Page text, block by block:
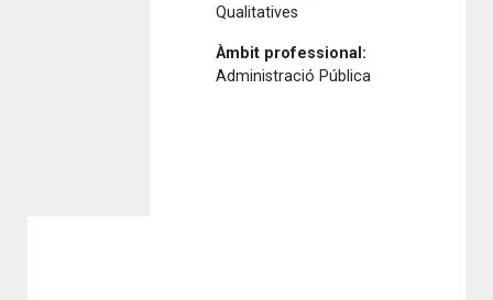
Qualitatives
Àmbit professional:
Administració Pública